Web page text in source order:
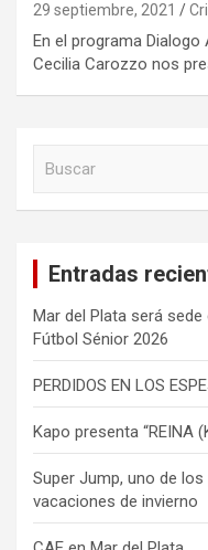
29 septiembre, 2021
En el programa
Cecilia Carozzo nos
Entradas
Mar del Plata será
Fútbol Sénior 2026
PERDIDOS EN LOS
Kapo presenta “REINA
Super Jump, uno de
vacaciones de invierno